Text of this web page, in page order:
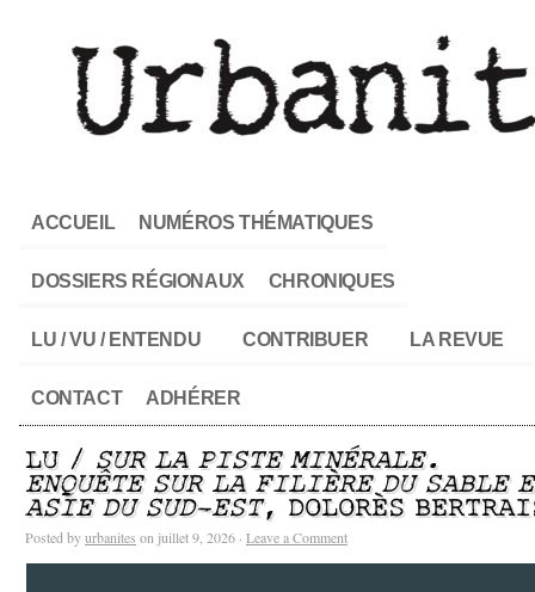
ACCUEIL NUMÉROS THÉMATIQUES
DOSSIERS RÉGIONAUX CHRONIQUES
LU / VU / ENTENDU CONTRIBUER LA REVUE
CONTACT ADHÉRER
LU / SUR LA PISTE MINÉRALE.
ENQUÊTE SUR LA FILIÈRE DU SABLE
ASIE DU SUD-EST, DOLORÈS
Posted byurbanites on juillet 9, 2026 · Leave a Comment